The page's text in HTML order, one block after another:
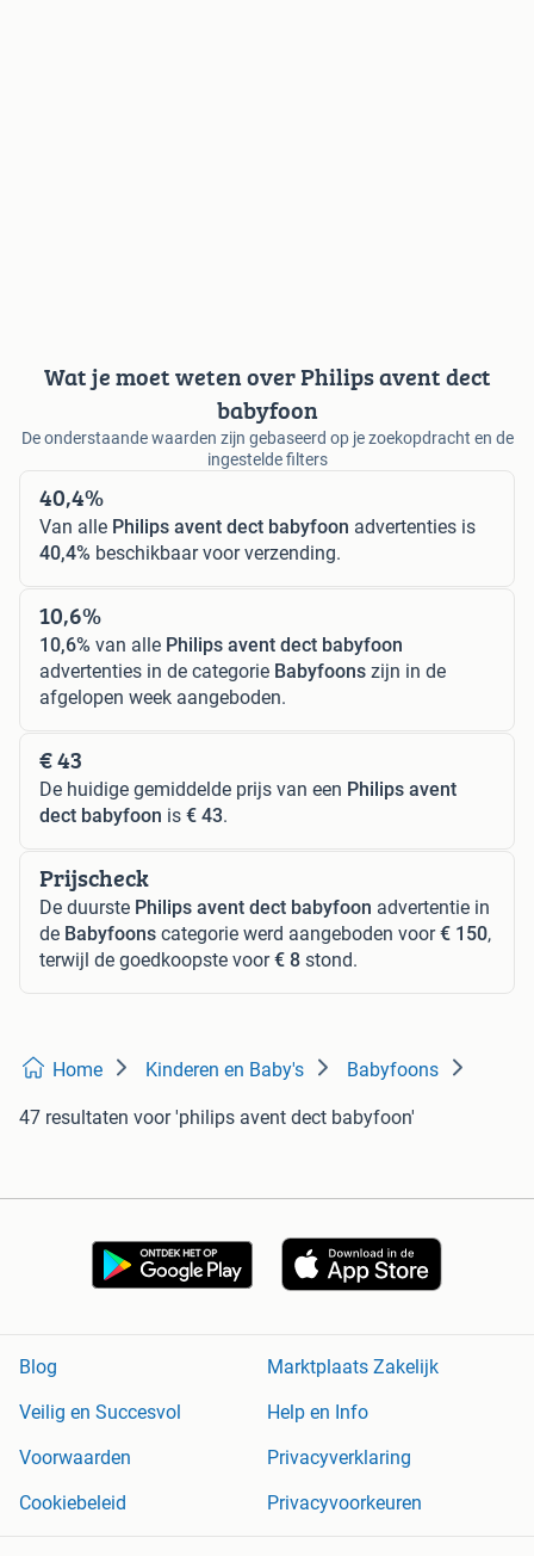
Wat je moet weten over Philips avent dect
babyfoon
De onderstaande waarden zijn gebaseerd op je zoekopdracht en de
ingestelde filters
40,4%
Van alle Philips avent dect babyfoon advertenties is
40,4% beschikbaar voor verzending.
10,6%
10,6% van alle Philips avent dect babyfoon
advertenties in de categorie Babyfoons zijn in de
afgelopen week aangeboden.
€ 43
De huidige gemiddelde prijs van een Philips avent
dect babyfoon is € 43.
Prijscheck
De duurste Philips avent dect babyfoon advertentie in
de Babyfoons categorie werd aangeboden voor€ 150,
terwijl de goedkoopste voor€ 8 stond.
Home Kinderen en Baby's Babyfoons
47 resultaten voor 'philips avent dect babyfoon'
Blog
Marktplaats Zakelijk
Veilig en Succesvol
Help en Info
Voorwaarden
Privacyverklaring
Cookiebeleid
Privacyvoorkeuren